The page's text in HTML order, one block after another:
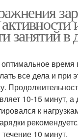
занятий
все дела и при
10-15 минут, а
к
10 минут.